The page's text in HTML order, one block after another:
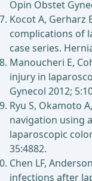
Opin Obstet
Kocot A, Gerharz
complications of
case series.
Manoucheri E,
injury in
Gynecol 2012;
Ryu S, Okamoto
navigation using
laparoscopic
35:4882.
Chen LF,
infections after